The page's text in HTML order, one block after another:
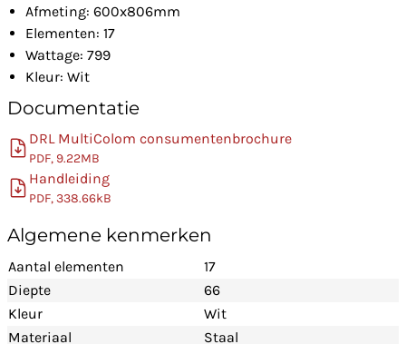
Afmeting: 600x806mm
Elementen: 17
Wattage: 799
Kleur: Wit
Documentatie
DRL MultiColom consumentenbrochure
PDF, 9.22MB
Handleiding
PDF, 338.66kB
Algemene kenmerken
Aantal elementen
17
Diepte
66
Kleur
Wit
Materiaal
Staal